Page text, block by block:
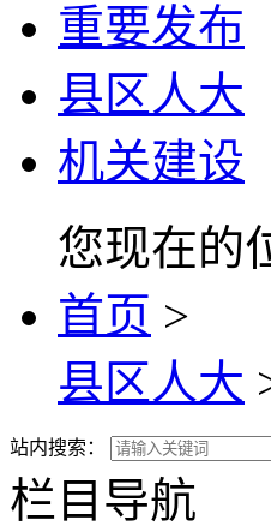
重要发布
县区人大
机关建设
您现在的
首页 >
县区人大
站内搜索：
栏目导航